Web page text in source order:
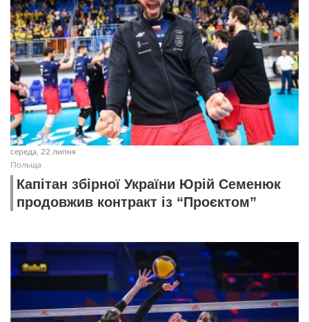
середа, 22 липня
Польща
Капітан збірної України Юрій Семенюк
продовжив контракт із “Проєктом”